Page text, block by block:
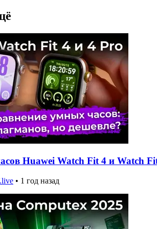
Huawei Watch Fit 4 и Watch
• 1 год назад